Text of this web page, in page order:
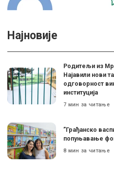
Најновије
Родитељи из
Најавили нови
одговорност
институција
7 мин за читање
”Грађанско
попуњавање
8 мин за читање